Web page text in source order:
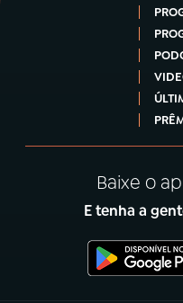
Baixe o
E tenha a